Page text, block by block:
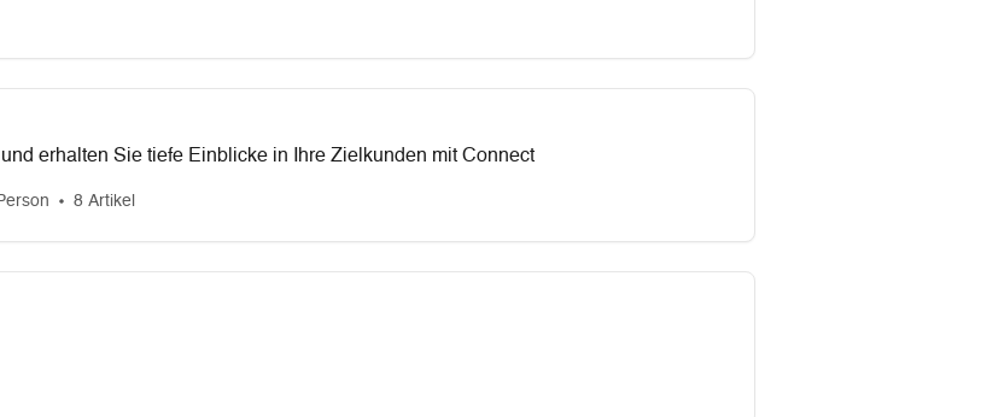
erhalten Sie tiefe Einblicke in Ihre Zielkunden mit Connect
8 Artikel